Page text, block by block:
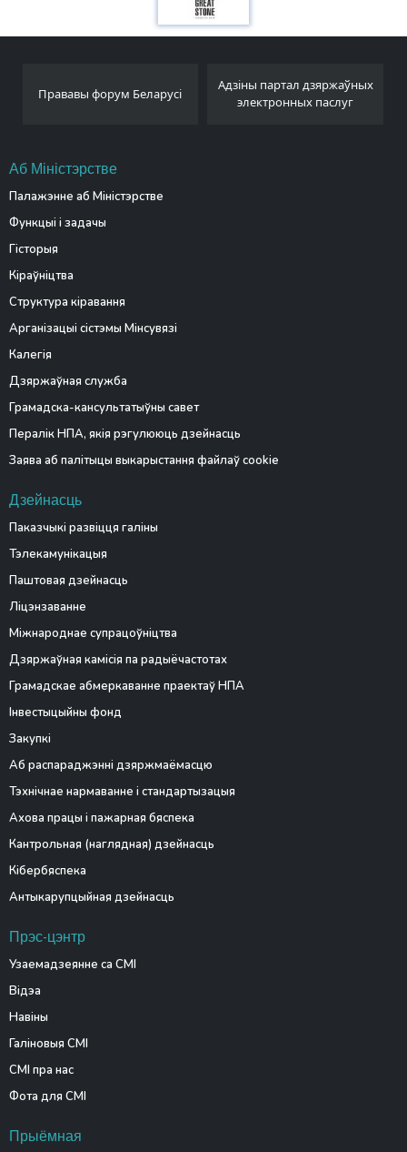
Адзіны партал дзяржаўных
электронных паслуг
Беларускае
агенцтва
Аб Міністэрстве
Палажэнне аб Міністэрстве
Функцыі і задачы
Гісторыя
Кіраўніцтва
Структура кіравання
Арганізацыі сістэмы Мінсувязі
Калегія
Дзяржаўная служба
Грамадска-кансультатыўны савет
Пералік НПА, якія рэгулююць дзейнасць
Заява аб палітыцы выкарыстання файлаў cookie
Дзейнасць
Паказчыкі развіцця галіны
Тэлекамунікацыя
Паштовая дзейнасць
Ліцэнзаванне
Міжнароднае супрацоўніцтва
Дзяржаўная камісія па радыёчастотах
Грамадскае абмеркаванне праектаў НПА
Інвестыцыйны фонд
Закупкі
Аб распараджэнні дзяржмаёмасцю
Тэхнічнае нармаванне і стандартызацыя
Ахова працы і пажарная бяспека
Кантрольная (наглядная) дзейнасць
Кібербяспека
Антыкарупцыйная дзейнасць
Прэс-цэнтр
Узаемадзеянне са СМІ
Відэа
Навіны
Галіновыя СМІ
СМІ пра нас
Фота для СМІ
Прыёмная